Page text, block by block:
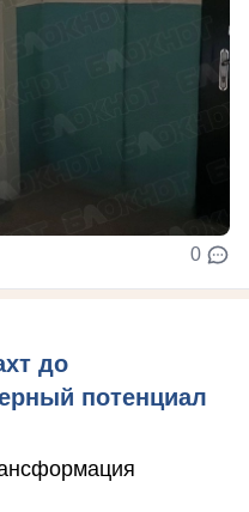
0
до
потенциал